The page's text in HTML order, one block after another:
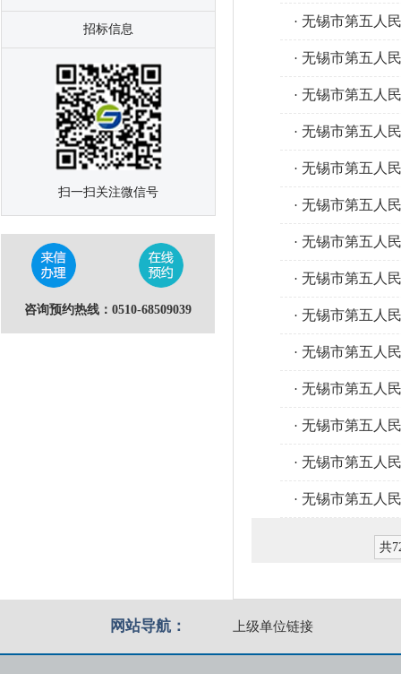
招标信息
扫一扫关注微信号
咨询预约热线：0510-68509039
·无锡市第五人
·无锡市第五人
·无锡市第五人
·无锡市第五人
·无锡市第五人
·无锡市第五人
·无锡市第五人
·无锡市第五人
·无锡市第五人
·无锡市第五人
·无锡市第五人
·无锡市第五人
·无锡市第五人
·无锡市第五人
共
网站导航： 上级单位链接